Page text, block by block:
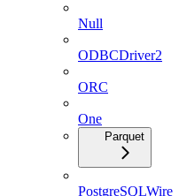
Null
ODBCDriver2
ORC
One
Parquet
PostgreSQLWire